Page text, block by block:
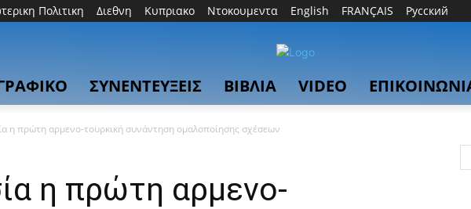
Πολιτικη Διεθνη Κυπριακο Ντοκουμεντα English FRANÇAIS Русский
ΣΥΝΕΝΤΕΥΞΕΙΣ ΒΙΒΛΙΑ VIDEO
η πρώτη αρμενο-τουρκική συνάντηση ομαλοποίησης σχέσεων
η πρώτη αρμενο-